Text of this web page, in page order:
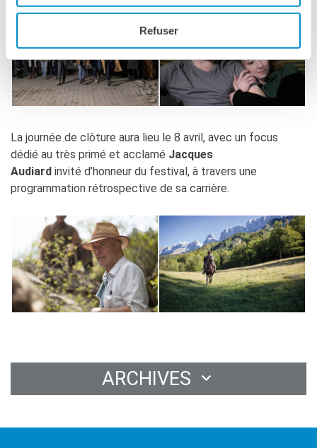
Refuser
La journée de clôture aura lieu le 8 avril, avec un focus
dédié au très primé et acclamé Jacques
Audiard invité d’honneur du festival, à travers une
programmation rétrospective de sa carrière.
ARCHIVES